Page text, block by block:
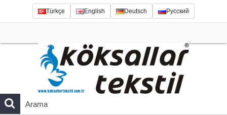
Türkçe English Deutsch Русский